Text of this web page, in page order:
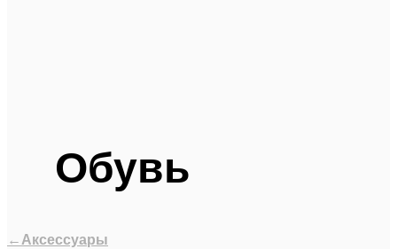
Обувь
←Аксессуары